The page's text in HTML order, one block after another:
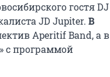
гостя DJ
JD Jupiter. В
Aperitif Band, а в
с программой